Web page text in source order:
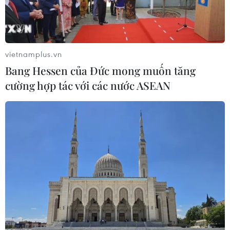
Toàn cảnh lễ trao giải Liên hoan phim môi trường toàn quốc lần
(Vietnam+)
vietnamplus.vn
Bang Hessen của Đức mong muốn tăng
cường hợp tác với các nước ASEAN